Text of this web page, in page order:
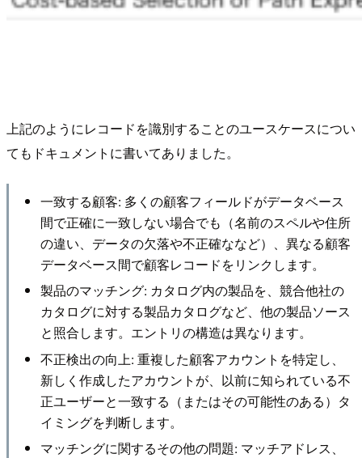
上記のようにレコードを識別することのユースケースについ
てもドキュメントに書いてありました。
一致する顧客: 多くの顧客フィールドがデータベース
間で正確に一致しない場合でも（名前のスペルや住所
の違い、データの欠落や不正確ななど）、異なる顧客
データベース間で顧客レコードをリンクします。
製品のマッチング: カタログ内の製品を、競合他社の
カタログに対する製品カタログなど、他の製品ソース
と照合します。エントリの構造は異なります。
不正検出の向上: 重複した顧客アカウントを特定し、
新しく作成したアカウントが、以前に知られている不
正ユーザーと一致する（またはその可能性のある）タ
イミングを判断します。
マッチングに関するその他の問題: マッチアドレス、